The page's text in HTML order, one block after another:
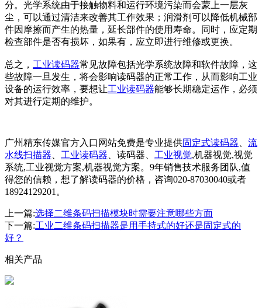
分。光学系统由于接触物料和运行环境污染而会蒙上一层灰
尘，可以通过清洁来改善其工作效果；润滑剂可以降低机械部
件因摩擦而产生的热量，延长部件的使用寿命。同时，应定期
检查部件是否有损坏，如果有，应立即进行维修或更换。
总之， 工业读码器常见故障包括光学系统故障和软件故障，这
些故障一旦发生，将会影响读码器的正常工作，从而影响工业
设备的运行效率，要想让工业读码器能够长期稳定运作，必须
对其进行定期的维护。
广州精东传媒官方入口网站免费是专业提供固定式读码器
流
水线扫描器
工业读码器 、读码器、 工业视觉,机器视觉,视觉
系统,工业视觉方案,机器视觉方案。9年销售技术服务团队,值
得您的信赖，想了解读码器的价格，咨询020-87030040或者
18924129201。
上一篇:选择二维条码扫描模块时需要注意哪些方面
下一篇:工业二维条码扫描器是用手持式的好还是固定式的
好？
相关产品